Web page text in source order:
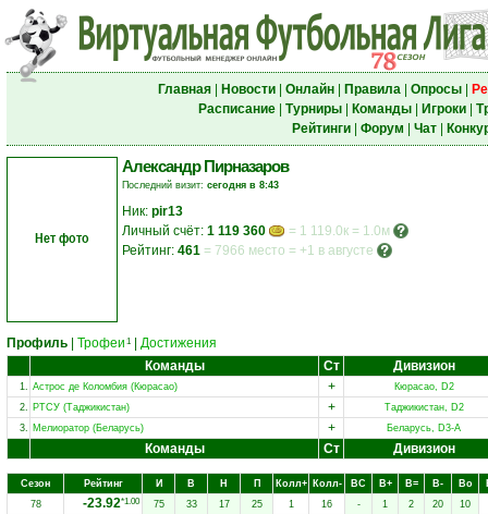
Главная| Новости| Онлайн| Правила| Опросы|
Расписание| Турниры| Команды| Игроки|
Рейтинги| Форум Чат|
Нет фото
Александр Пирназаров
Последний визит: сегодня в 8:43
Ник: pir13
Личный счёт: 1 119 360
= 1 119.0к = 1.0м
Рейтинг: 461 = 7966 место = +1 в августе
Профиль Трофеи 1
Достижения
Команды
Ст Дивизион
1. Астрос де Коломбия (Кюрасао) +
Кюрасао, D2
2. РТСУ (Таджикистан) +
Таджикистан, D2
3. Мелиоратор (Беларусь) + Беларусь, D3-A
Команды Ст Дивизион
Сезон Рейтинг И В Н П Колл+ Колл- ВC В+ В= В- Вo
78
-23.92*1.00 75 33 17 25 1 16 - 1 2 20
10